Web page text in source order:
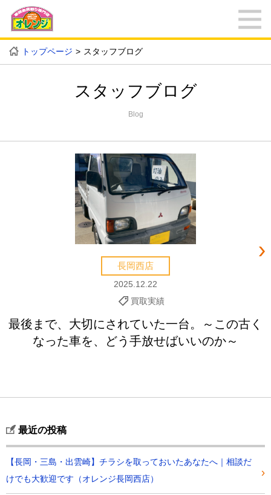
トップページ スタッフブログ
スタッフブログ
Blog
長岡西店
2025.12.22
買取実績
最後まで、大切にされていた一台。～この古く
なった車を、どう手放せばいいのか～
最近の投稿
【長岡・三島・出雲崎】チラシを取っておいたあなたへ｜相談だ
けでも大歓迎です（オレンジ長岡西店）